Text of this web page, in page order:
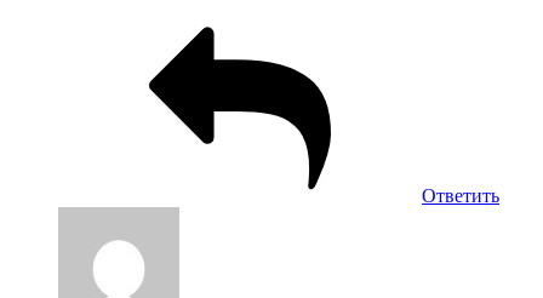
Ответить